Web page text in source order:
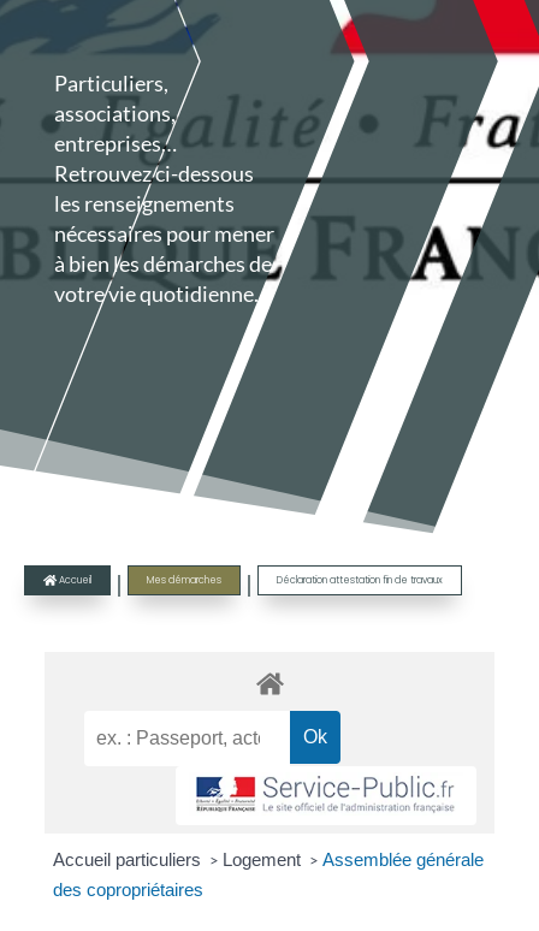
Particuliers,
associations,
entreprises…
Retrouvez ci-dessous
les renseignements
nécessaires pour mener
à bien les démarches de
votre vie quotidienne.
 Accueil | Mes démarches | Déclaration attestation fin de travaux
Accueil particuliers > Logement > Assemblée générale
des copropriétaires